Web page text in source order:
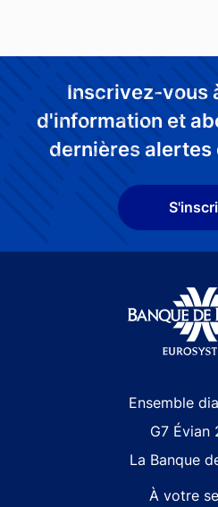
Inscrivez-vous
d'information et
dernières
Ensemble
G7 Évian
La Banque
À votre